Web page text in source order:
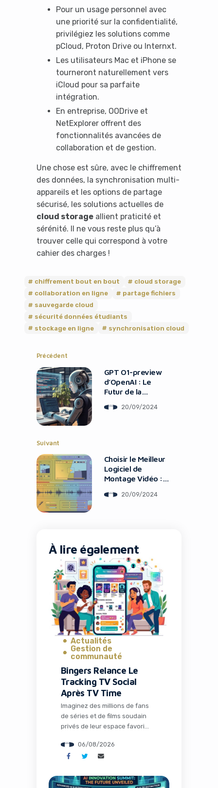
Pour un usage personnel avec
une priorité sur la confidentialité,
privilégiez les solutions comme
pCloud, Proton Drive ou Internxt.
Les utilisateurs Mac et iPhone se
tourneront naturellement vers
iCloud pour sa parfaite
intégration.
En entreprise, OODrive et
NetExplorer offrent des
fonctionnalités avancées de
collaboration et de gestion.
Une chose est sûre, avec le chiffrement
des données, la synchronisation multi-
appareils et les options de partage
sécurisé, les solutions actuelles de
cloud storageallient praticité et
sérénité. Il ne vous reste plus qu’à
trouver celle qui correspond à votre
cahier des charges !
chiffrement bout en bout
cloud storage
collaboration en ligne
partage fichiers
sauvegarde cloud
sécurité données étudiants
stockage en ligne
synchronisation cloud
Précédent
GPT O1-preview
d’OpenAI : Le
Futur de la
20/09/2024
Suivant
Choisir le Meilleur
Logiciel de
Montage Vidéo :
20/09/2024
À lire également
Actualités
Gestion de
communauté
Bingers Relance Le
Tracking TV Social
Après TV Time
Imaginez des millions de fans
de séries et de films soudain
privés de leur espace favori
partager memes et suivre leurs
visionnages en communauté.
passé avec la fermeture de TV
06/08/2026
Yes, I will turn off Ad-Blocker
No Thanks